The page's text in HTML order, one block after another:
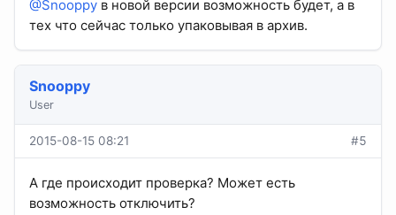
@Snooppy в новой версии возможность будет, а в
тех что сейчас только упаковывая в архив.
Snooppy
User
2015-08-15 08:21 #5
А где происходит проверка? Может есть
возможность отключить?